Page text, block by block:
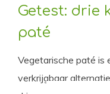
Getest: drie
paté
Vegetarische paté is
verkrijgbaar